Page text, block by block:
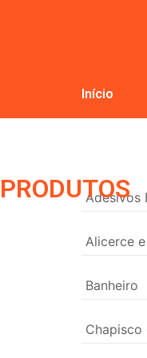
Início
PRODUTOS
Adesivos
Alicerce
Banheiro
Chapisco